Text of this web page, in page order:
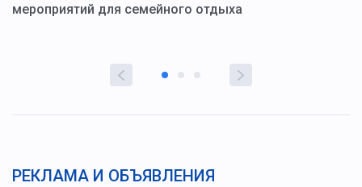
мероприятий для семейного отдыха
РЕКЛАМА И ОБЪЯВЛЕНИЯ